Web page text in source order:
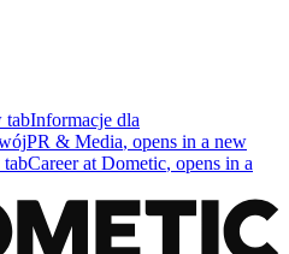
tabInformacje dla
PR & Media, opens in a new
tabCareer at Dometic, opens in a